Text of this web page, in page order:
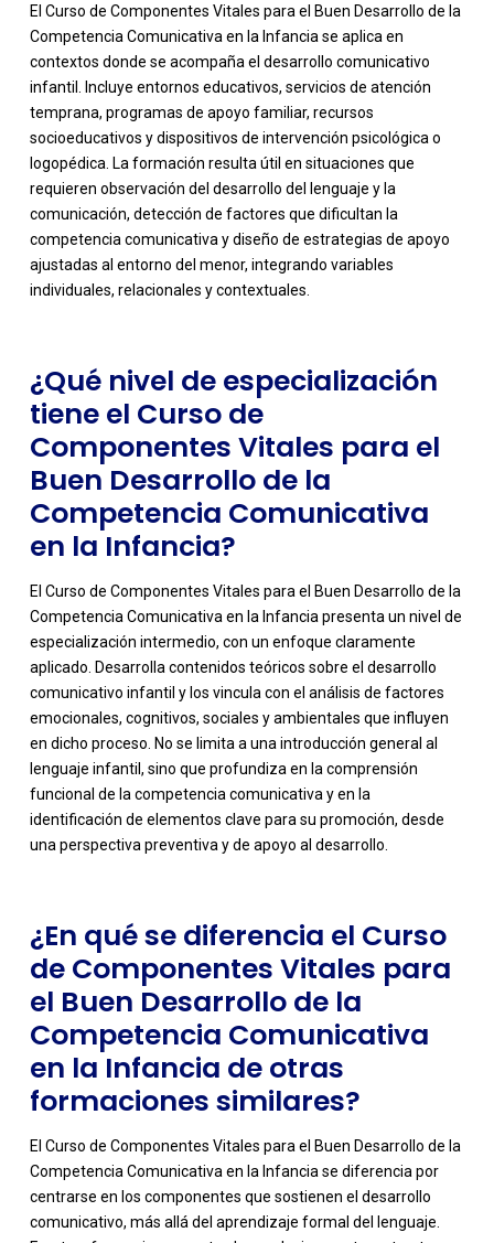
El Curso de Componentes Vitales para el Buen Desarrollo de la
Competencia Comunicativa en la Infancia se aplica en
contextos donde se acompaña el desarrollo comunicativo
infantil. Incluye entornos educativos, servicios de atención
temprana, programas de apoyo familiar, recursos
socioeducativos y dispositivos de intervención psicológica o
logopédica. La formación resulta útil en situaciones que
requieren observación del desarrollo del lenguaje y la
comunicación, detección de factores que dificultan la
competencia comunicativa y diseño de estrategias de apoyo
ajustadas al entorno del menor, integrando variables
individuales, relacionales y contextuales.
-
¿Qué nivel de especialización
tiene el Curso de
Componentes Vitales para el
Buen Desarrollo de la
Competencia Comunicativa
en la Infancia?
El Curso de Componentes Vitales para el Buen Desarrollo de la
Competencia Comunicativa en la Infancia presenta un nivel de
especialización intermedio, con un enfoque claramente
aplicado. Desarrolla contenidos teóricos sobre el desarrollo
comunicativo infantil y los vincula con el análisis de factores
emocionales, cognitivos, sociales y ambientales que influyen
en dicho proceso. No se limita a una introducción general al
lenguaje infantil, sino que profundiza en la comprensión
funcional de la competencia comunicativa y en la
identificación de elementos clave para su promoción, desde
una perspectiva preventiva y de apoyo al desarrollo.
-
¿En qué se diferencia el Curso
de Componentes Vitales para
el Buen Desarrollo de la
Competencia Comunicativa
en la Infancia de otras
formaciones similares?
El Curso de Componentes Vitales para el Buen Desarrollo de la
Competencia Comunicativa en la Infancia se diferencia por
centrarse en los componentes que sostienen el desarrollo
comunicativo, más allá del aprendizaje formal del lenguaje.